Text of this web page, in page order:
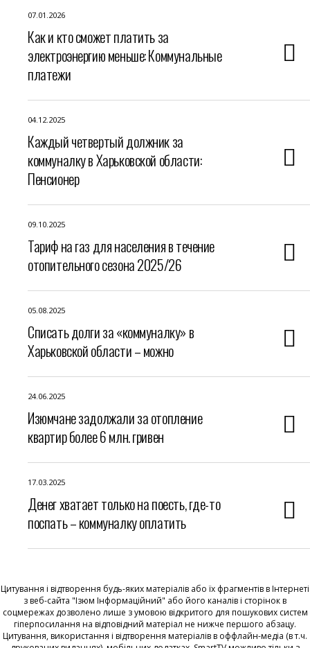
07.01.2026
Как и кто сможет платить за
электроэнергию меньше: Коммунальные
платежи
04.12.2025
Каждый четвертый должник за
коммуналку в Харьковской области:
Пенсионер
09.10.2025
Тариф на газ для населения в течение
отопительного сезона 2025/26
05.08.2025
Списать долги за «коммуналку» в
Харьковской области – можно
24.06.2025
Изюмчане задолжали за отопление
квартир более 6 млн. гривен
17.03.2025
Денег хватает только на поесть, где-то
поспать – коммуналку оплатить
Цитування і відтворення будь-яких матеріалів або їх фрагментів в Інтернеті
з веб-сайта "Ізюм Інформаційний" або його каналів і сторінок в
соцмережах дозволено лише з умовою відкритого для пошукових систем
гіперпосилання на відповідний матеріал не нижче першого абзацу.
Цитування, використання і відтворення матеріалів в оффлайн-медіа (в т.ч.